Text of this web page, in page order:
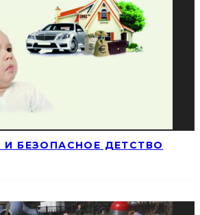
И БЕЗОПАСНОЕ ДЕТСТВО